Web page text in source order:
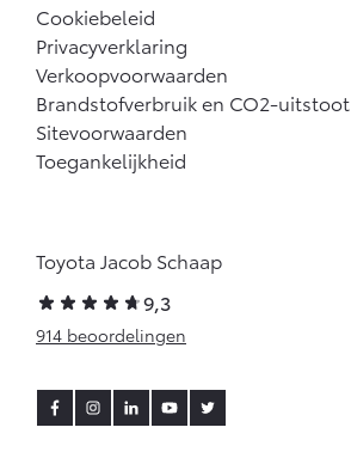
Cookiebeleid
Privacyverklaring
Verkoopvoorwaarden
Brandstofverbruik en CO2-uitstoot
Sitevoorwaarden
Toegankelijkheid
Toyota Jacob Schaap
9,3
914 beoordelingen